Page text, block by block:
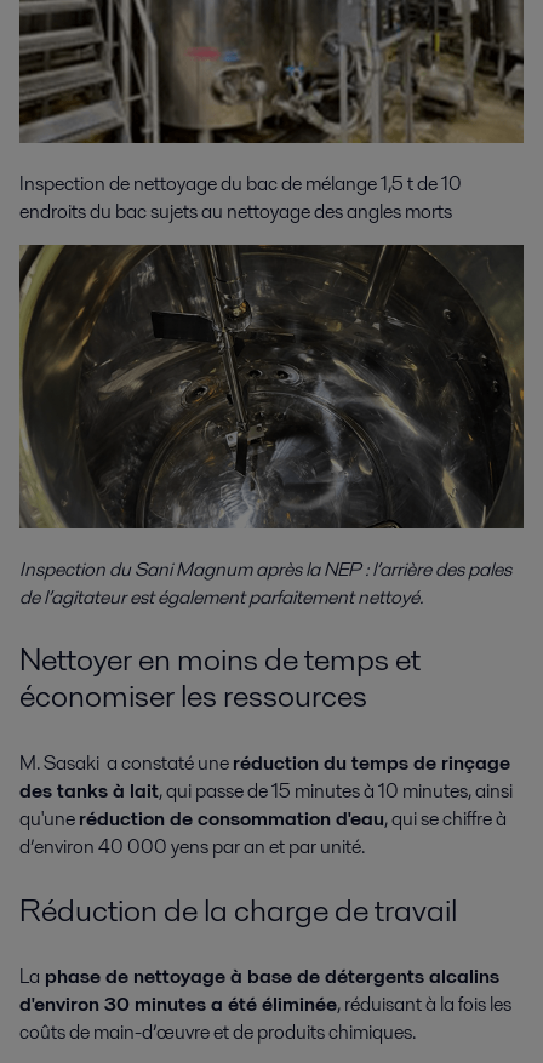
Inspection de nettoyage du bac de mélange 1,5 t de 10
endroits du bac sujets au nettoyage des angles morts
Inspection du Sani Magnum après la NEP : l’arrière des pales
de l’agitateur est également parfaitement nettoyé.
Nettoyer en moins de temps et
économiser les ressources
M. Sasaki a constaté uneréduction du temps de rinçage
des tanks à lait, qui passe de 15 minutes à 10 minutes, ainsi
qu'uneréduction de consommation d'eau, qui se chiffre à
d’environ 40 000 yens par an et par unité.
Réduction de la charge de travail
La phase de nettoyage à base de détergents alcalins
d'environ 30 minutes a été éliminée, réduisant à la fois les
coûts de main-d’œuvre et de produits chimiques.